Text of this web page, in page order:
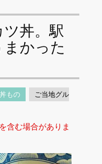
丼。駅
かった
もの
ご当地グル
含む場合がありま